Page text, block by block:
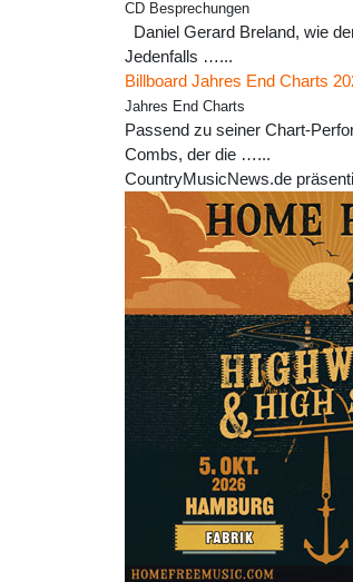
CD Besprechungen
Daniel Gerard Breland, wie
Jedenfalls …...
Billboard Jahres End Charts
Jahres End Charts
Passend zu seiner Chart-
Combs, der die …...
CountryMusicNews.de